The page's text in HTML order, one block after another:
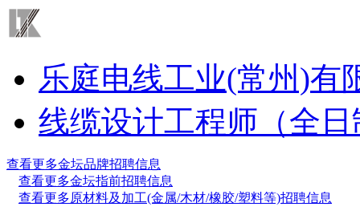
乐庭电线工业(常州)有
线缆设计工程师（全
查看更多金坛品牌招聘信息
查看更多金坛指前招聘信息
查看更多原材料及加工(金属/木材/橡胶/塑料等)招聘信息